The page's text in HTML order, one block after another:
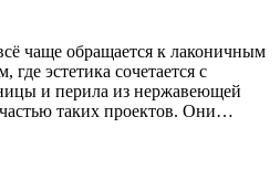
чаще обращается к лаконичным
эстетика сочетается с
и перила из нержавеющей
таких проектов. Они…